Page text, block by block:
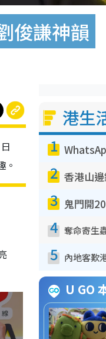
俊謙神韻
。
港生
1
2
3
4
5
U GO